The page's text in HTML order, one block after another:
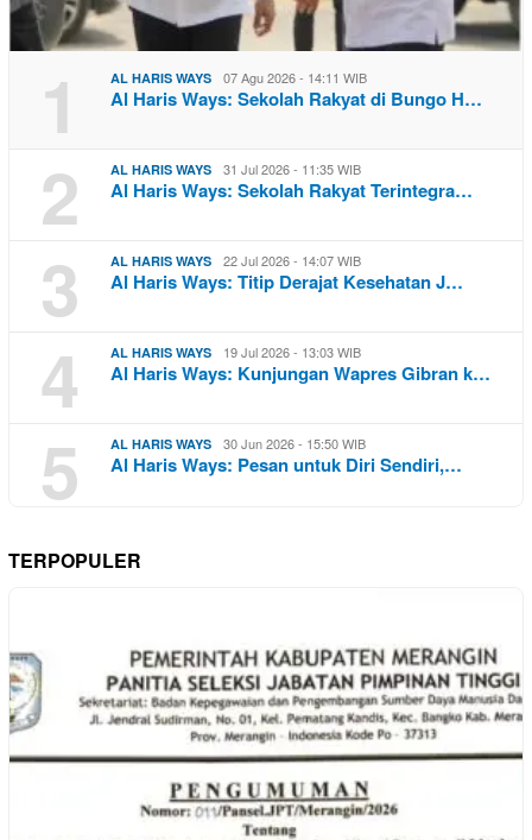
1 AL HARIS WAYS 07 Agu 2026 - 14:11 WIB
Al Haris Ways: Sekolah Rakyat di Bungo H…
2 AL HARIS WAYS 31 Jul 2026 - 11:35 WIB
Al Haris Ways: Sekolah Rakyat Terintegra…
3 AL HARIS WAYS 22 Jul 2026 - 14:07 WIB
Al Haris Ways: Titip Derajat Kesehatan J…
4 AL HARIS WAYS 19 Jul 2026 - 13:03 WIB
Al Haris Ways: Kunjungan Wapres Gibran k…
5 AL HARIS WAYS 30 Jun 2026 - 15:50 WIB
Al Haris Ways: Pesan untuk Diri Sendiri,…
TERPOPULER